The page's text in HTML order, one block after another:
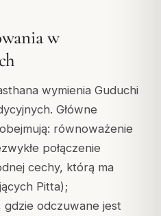
w
wymienia Guduchi
Główne
równoważenie
połączenie
cechy, którą ma
Pitta);
odczuwane jest